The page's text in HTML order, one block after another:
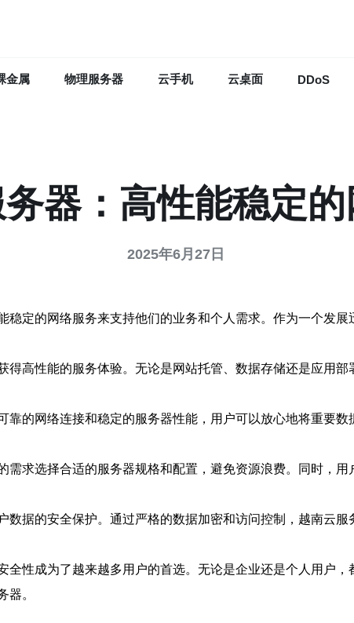
金属 物理服务器 云手机 云桌面 DDoS
器：高性能稳定
2025年6月27日
定的网络服务来支持他们的业务和个人需求。作为一个发
高性能的服务体验。无论是网站托管、数据存储还是应用
的网络连接和稳定的服务器性能，用户可以放心地将重要
求选择合适的服务器规格和配置，避免资源浪费。同时，
据的安全保护。通过严格的数据加密和访问控制，越南云
性成为了越来越多用户的首选。无论是企业还是个人用户
器。